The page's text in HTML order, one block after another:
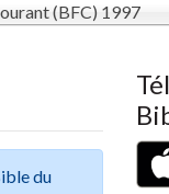
(BFC) 1997
du